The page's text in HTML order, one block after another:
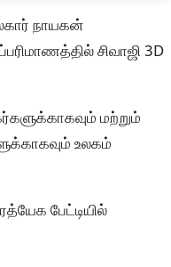
நாயகன்
சிவாஜி 3D
மற்றும்
உலகம்
பேட்டியில்